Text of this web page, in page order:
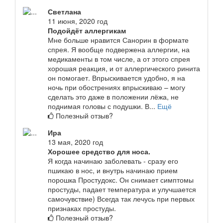
Светлана
11 июня, 2020 год
Подойдёт аллергикам
Мне больше нравится Санорин в формате
спрея. Я вообще подвержена аллергии, на
медикаменты в том числе, а от этого спрея
хорошая реакция, и от аллергического ринита
он помогает. Впрыскивается удобно, я на
ночь при обострениях впрыскиваю – могу
сделать это даже в положении лёжа, не
поднимая головы с подушки. В... Ещё
Полезный отзыв?
Ира
13 мая, 2020 год
Хорошее средство для носа.
Я когда начинаю заболевать - сразу его
пшикаю в нос, и внутрь начинаю прием
порошка Простудокс. Он снимает симптомы
простуды, падает температура и улучшается
самочувствие) Всегда так лечусь при первых
признаках простуды.
Полезный отзыв?